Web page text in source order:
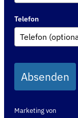
Telefon
Absenden
Marketing von